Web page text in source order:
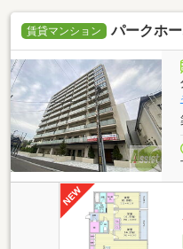
賃貸マンション パークホ